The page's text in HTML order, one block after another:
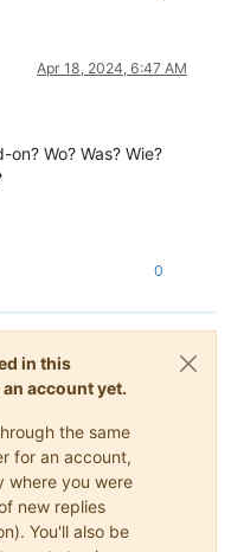
Apr 18, 2024, 6:47 AM
Wo? Was? Wie?
0
in this
account yet.
the same
for an account,
where you were
new replies
You'll also be